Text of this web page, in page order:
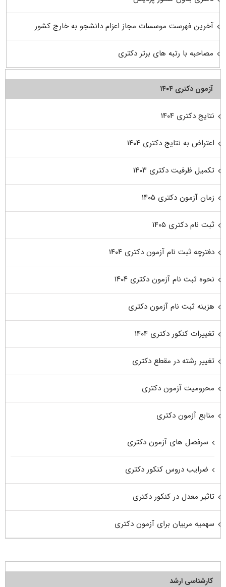
آخرین فهرست موسسات مجاز اعزام دانشجو به خارج کشور
مصاحبه با رتبه های برتر دکتری
آزمون دکتری ۱۴۰۴
نتایج دکتری ۱۴۰۴
اعتراض به نتایج دکتری ۱۴۰۴
تکمیل ظرفیت دکتری ۱۴۰۳
زمان آزمون دکتری ۱۴۰۵
ثبت نام دکتری ۱۴۰۵
دفترچه ثبت نام آزمون دکتری ۱۴۰۴
نحوه ثبت نام آزمون دکتری ۱۴۰۴
هزینه ثبت نام آزمون دکتری
تغییرات کنکور دکتری ۱۴۰۴
تغییر رشته در مقطع دکتری
محرومیت آزمون دکتری
منابع آزمون دکتری
سرفصل های آزمون دکتری
ضرایب دروس کنکور دکتری
تاثیر معدل در کنکور دکتری
سهمیه مربیان برای آزمون دکتری
کارشناسی ارشد